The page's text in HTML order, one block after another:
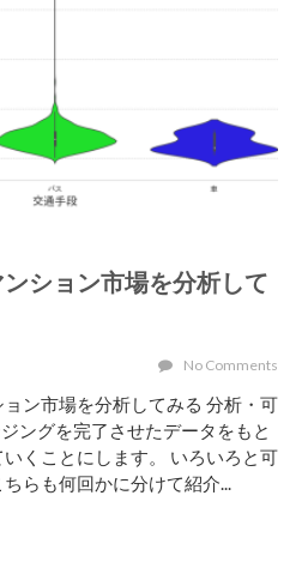
ション市場を分析して
No Comments
ン市場を分析してみる 分析・可
ングを完了させたデータをもと
くことにします。 いろいろと可
らも何回かに分けて紹介...